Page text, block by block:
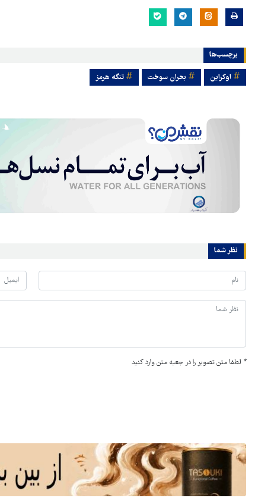
برچسب‌ها
اوکراین بحران سوخت تنگه هرمز
نظر شما
* لطفا متن تصویر را در جعبه متن وارد کنید
پذیرش شروط ایران از سوی
است